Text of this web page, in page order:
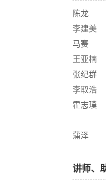
陈龙
李建美
马赛
王亚楠
张纪群
李取浩
霍志璞
蒲泽
讲师、